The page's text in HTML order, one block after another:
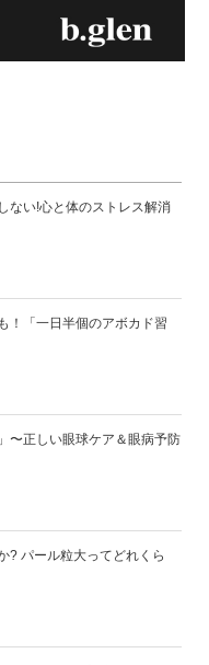
ない!心と体のストレス解消
！「一日半個のアボカド習
〜正しい眼球ケア＆眼病予防
? パール粒大ってどれくら